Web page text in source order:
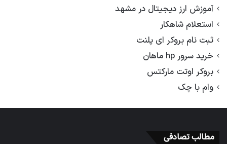
آموزش ارز دیجیتال در مشهد
استعلام شاهکار
ثبت نام بروکر ای پلنت
خرید سرور hp ماهان
بروکر اوتت مارکتس
وام با چک
مطالب تصادفی